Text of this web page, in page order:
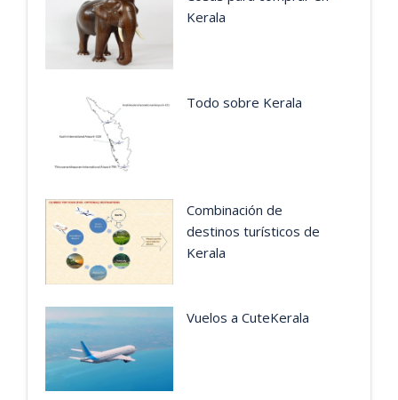
Kerala
Todo sobre Kerala
Combinación de
destinos turísticos de
Kerala
Vuelos a CuteKerala